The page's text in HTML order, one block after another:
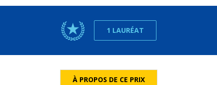
1 LAURÉAT
À PROPOS DE CE PRIX